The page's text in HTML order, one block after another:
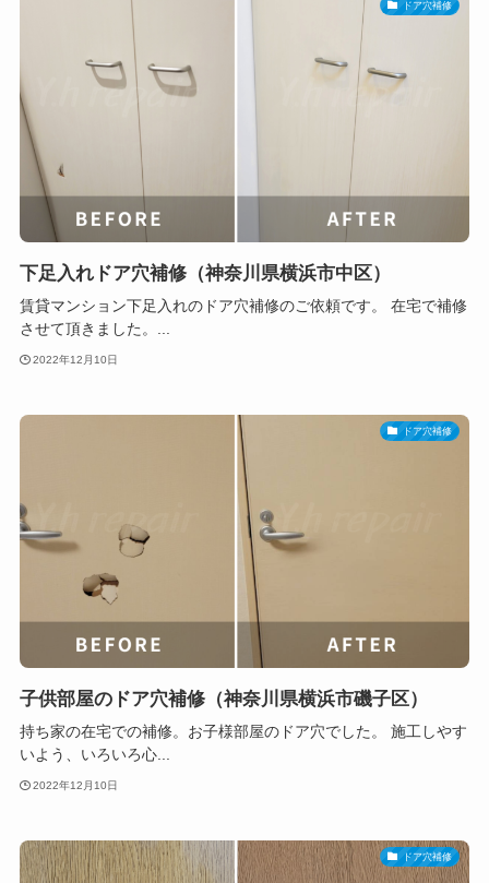
ドア穴補修
下足入れドア穴補修（神奈川県横浜市中区）
賃貸マンション下足入れのドア穴補修のご依頼です。 在宅で補修
させて頂きました。...
2022年12月10日
ドア穴補修
子供部屋のドア穴補修（神奈川県横浜市磯子区）
持ち家の在宅での補修。お子様部屋のドア穴でした。 施工しやす
いよう、いろいろ心...
2022年12月10日
ドア穴補修